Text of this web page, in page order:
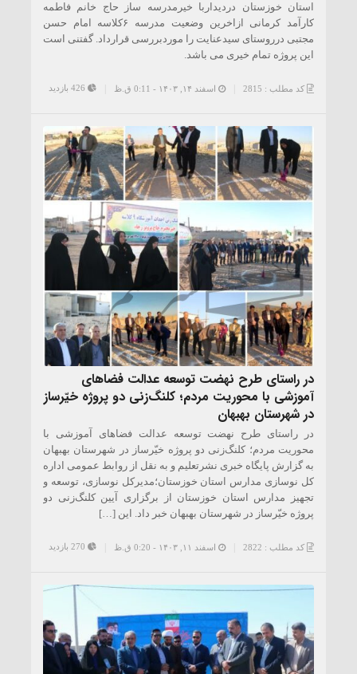
استان خوزستان دردیداربا خیرمدرسه ساز حاج خانم فاطمه
کارآمد کرمانی ازاخرین وضعیت مدرسه ۶کلاسه امام حسن
مجتبی درروستای سیدعنایت را موردبررسی قرارداد. گفتنی است
این پروژه تمام خیری می باشد.
کد مطلب : 2815 اسفند ۱۴, ۱۴۰۳ - 0:11 ق.ظ
در راستای طرح نهضت توسعه عدالت فضاهای
آموزشی با محوریت مردم؛ کلنگ‌زنی دو پروژه خیّرساز
در شهرستان بهبهان
در راستای طرح نهضت توسعه عدالت فضاهای آموزشی با
محوریت مردم؛ کلنگ‌زنی دو پروژه خیّرساز در شهرستان بهبهان
به گزارش پایگاه خبری نشرتعلیم و به نقل از روابط عمومی اداره
کل نوسازی مدارس استان خوزستان؛مدیرکل نوسازی، توسعه و
تجهیز مدارس استان خوزستان از برگزاری آیین کلنگ‌زنی دو
پروژه خیّرساز در شهرستان بهبهان خبر داد. این […]
کد مطلب : 2822 اسفند ۱۱, ۱۴۰۳ - 0:20 ق.ظ